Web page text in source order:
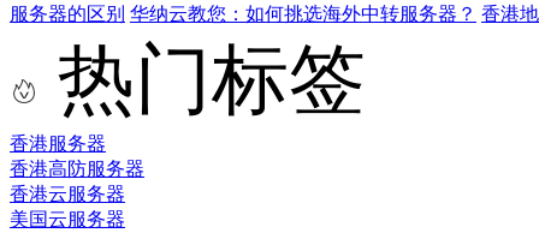
服务器的区别 华纳云教您：如何挑选海外中转服务器？ 香港
热门标签
香港服务器
香港高防服务器
香港云服务器
美国云服务器